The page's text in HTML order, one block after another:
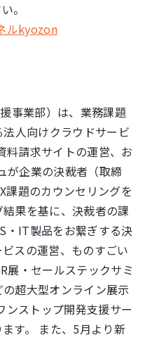
。
ルkyozon
事業部）は、業務課題
人向けクラウドサービ
料請求サイトの運営、お
が企業の決裁者（取締
課題のカウンセリングを
果を基に、決裁者の課
・IT製品をお繋ぎする決
スの運営、ものすごい
展・セールステックサミ
超大型オンライン展示
ンストップ開発支援サー
す。 また、5月より新